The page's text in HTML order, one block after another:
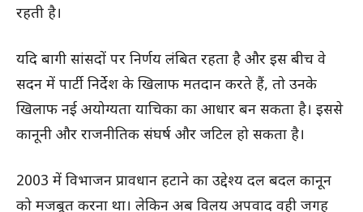
रहती है।
यदि बागी सांसदों पर निर्णय लंबित रहता है और इस बीच वे
सदन में पार्टी निर्देश के खिलाफ मतदान करते हैं, तो उनके
खिलाफ नई अयोग्यता याचिका का आधार बन सकता है। इससे
कानूनी और राजनीतिक संघर्ष और जटिल हो सकता है।
2003 में विभाजन प्रावधान हटाने का उद्देश्य दल बदल कानून
को मजबूत करना था। लेकिन अब विलय अपवाद वही जगह